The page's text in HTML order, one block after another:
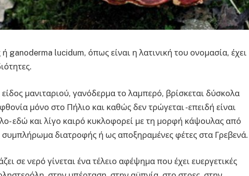
ganoderma lucidum, όπως είναι η λατινική του ονομασία, έχει
μανιταριού, γανόδερμα το λαμπερό, βρίσκεται δύσκολα
μόνο στο Πήλιο και καθώς δεν τρώγεται -επειδή είναι
εδώ και λίγο καιρό κυκλοφορεί με τη μορφή κάψουλας από
συμπλήρωμα διατροφής ή ως αποξηραμένες φέτες στα Γρεβενά.
σε νερό γίνεται ένα τέλειο αφέψημα που έχει ευεργετικές